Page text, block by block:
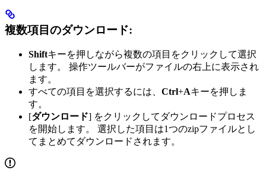
複数項目のダウンロード:
Shiftキーを押しながら複数の項目をクリックして選択
します。 操作ツールバーがファイルの右上に表示され
ます。
すべての項目を選択するには、 Ctrl+Aキーを押しま
す。
[ダウンロード] をクリックしてダウンロードプロセス
を開始します。 選択した項目は1つのzipファイルとし
てまとめてダウンロードされます。